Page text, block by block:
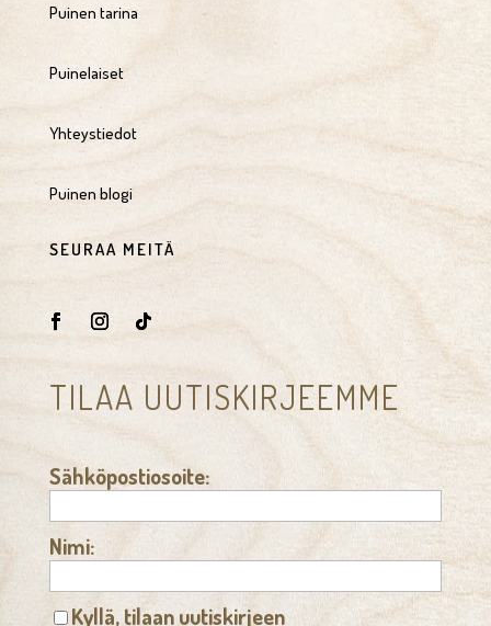
Puinen tarina
Puinelaiset
Yhteystiedot
Puinen blogi
SEURAA MEITÄ
TILAA UUTISKIRJEEMME
Sähköpostiosoite:
Nimi:
Kyllä, tilaan uutiskirjeen